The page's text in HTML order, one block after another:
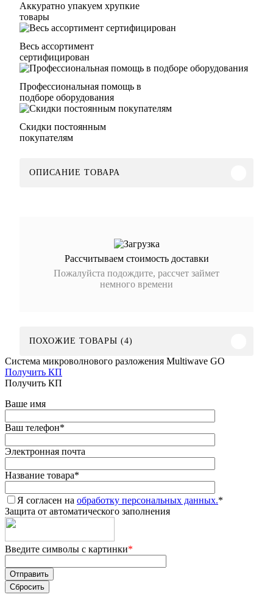
Аккуратно упакуем хрупкие
товары
Весь ассортимент
сертифицирован
Профессиональная помощь в
подборе оборудования
Скидки постоянным
покупателям
ОПИСАНИЕ ТОВАРА
Рассчитываем стоимость доставки
Пожалуйста подождите, рассчет займет
немного времени
ПОХОЖИЕ ТОВАРЫ (4)
Система микроволнового разложения Multiwave GO
Получить КП
Получить КП
Ваше имя
Ваш телефон*
Электронная почта
Название товара*
Я согласен на обработку персональных данных.*
Защита от автоматического заполнения
Введите символы с картинки*